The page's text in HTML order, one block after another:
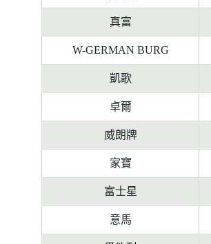
真富
W-GERMAN BURG
凱歌
卓爾
威朗牌
家寶
富士星
意馬